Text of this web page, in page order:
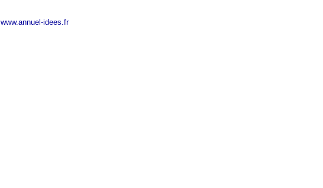
www.annuel-idees.fr